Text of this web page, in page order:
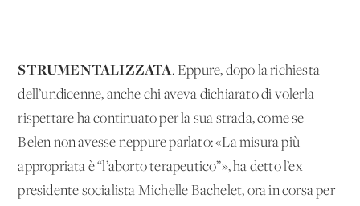
STRUMENTALIZZATA. Eppure, dopo la richiesta
dell’undicenne, anche chi aveva dichiarato di volerla
rispettare ha continuato per la sua strada, come se
Belen non avesse neppure parlato: «La misura più
appropriata è “l’aborto terapeutico”», ha detto l’ex
presidente socialista Michelle Bachelet, ora in corsa per